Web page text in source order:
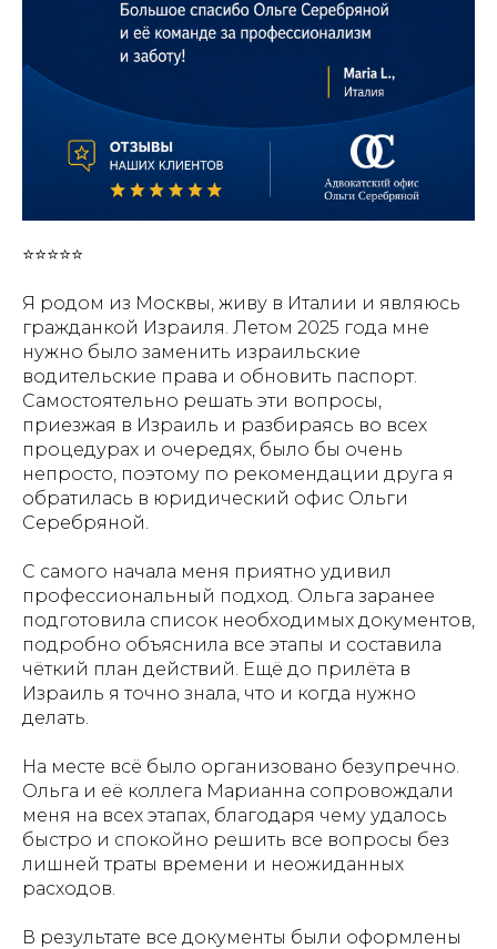
⭐️⭐️⭐️⭐️⭐️
Я родом из Москвы, живу в Италии и являюсь
гражданкой Израиля. Летом 2025 года мне
нужно было заменить израильские
водительские права и обновить паспорт.
Самостоятельно решать эти вопросы,
приезжая в Израиль и разбираясь во всех
процедурах и очередях, было бы очень
непросто, поэтому по рекомендации друга я
обратилась в юридический офис Ольги
Серебряной.
С самого начала меня приятно удивил
профессиональный подход. Ольга заранее
подготовила список необходимых документов,
подробно объяснила все этапы и составила
чёткий план действий. Ещё до прилёта в
Израиль я точно знала, что и когда нужно
делать.
На месте всё было организовано безупречно.
Ольга и её коллега Марианна сопровождали
меня на всех этапах, благодаря чему удалось
быстро и спокойно решить все вопросы без
лишней траты времени и неожиданных
расходов.
В результате все документы были оформлены